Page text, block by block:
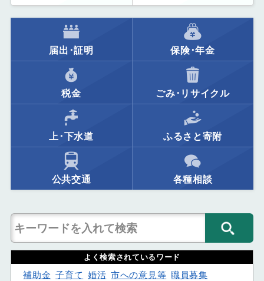
届出･証明 保険･年金
税金 ごみ･リサイクル
上･下水道 ふるさと寄附
公共交通 各種相談
よく検索されているワード
補助金 子育て 婚活 市への意見等 職員募集